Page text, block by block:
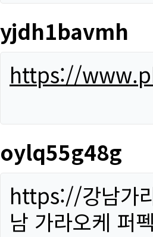
yjdh1bavmh
https://
oylq55g48g
https://강남가
남 가라오케 퍼